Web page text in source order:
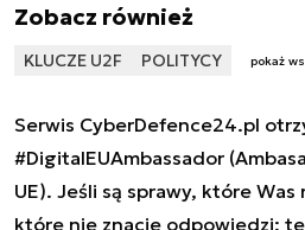
Zobacz również
KLUCZE U2F POLITYCY pokaż
Serwis CyberDefence24.pl
#DigitalEUAmbassador
UE). Jeśli są sprawy, które
które nie znacie odpowiedzi;